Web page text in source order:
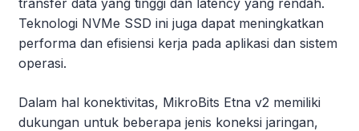
Teknologi NVMe SSD ini juga dapat meningkatkan
performa dan efisiensi kerja pada aplikasi dan sistem
operasi.
Dalam hal konektivitas, MikroBits Etna v2 memiliki
dukungan untuk beberapa jenis koneksi jaringan,